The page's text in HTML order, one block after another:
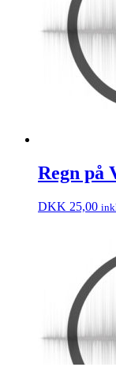
Regn på
DKK 25,00